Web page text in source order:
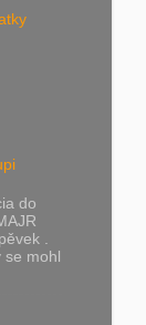
do
.
se mohl